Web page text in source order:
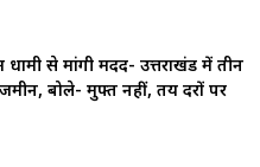
से मांगी मदद- उत्तराखंड में तीन
बोले- मुफ्त नहीं, तय दरों पर